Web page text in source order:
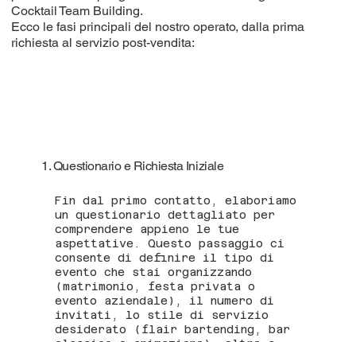
Cocktail Team Building.
Ecco le fasi principali del nostro operato, dalla prima
richiesta al servizio post-vendita:
1. Questionario e Richiesta Iniziale
Fin dal primo contatto, elaboriamo
un questionario dettagliato per
comprendere appieno le tue
aspettative. Questo passaggio ci
consente di definire il tipo di
evento che stai organizzando
(matrimonio, festa privata o
evento aziendale), il numero di
invitati, lo stile di servizio
desiderato (flair bartending, bar